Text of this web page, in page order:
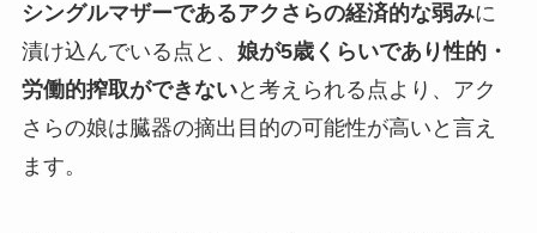
シングルマザーであるアクさらの経済的な弱みに
漬け込んでいる点と、 娘が5歳くらいであり性的・
労働的搾取ができないと考えられる点より、アク
さらの娘は臓器の摘出目的の可能性が高いと言え
ます。